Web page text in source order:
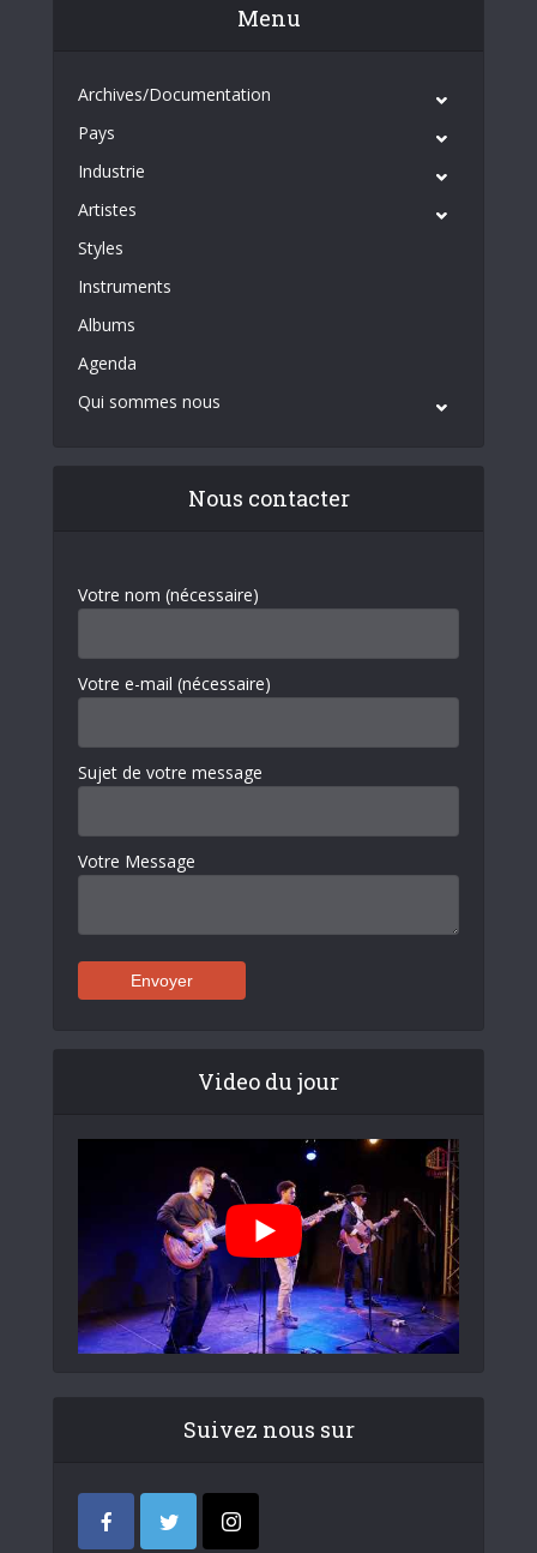
Menu
Archives/Documentation
Pays
Industrie
Artistes
Styles
Instruments
Albums
Agenda
Qui sommes nous
Nous contacter
Votre nom (nécessaire)
Votre e-mail (nécessaire)
Sujet de votre message
Votre Message
Video du jour
Suivez nous sur